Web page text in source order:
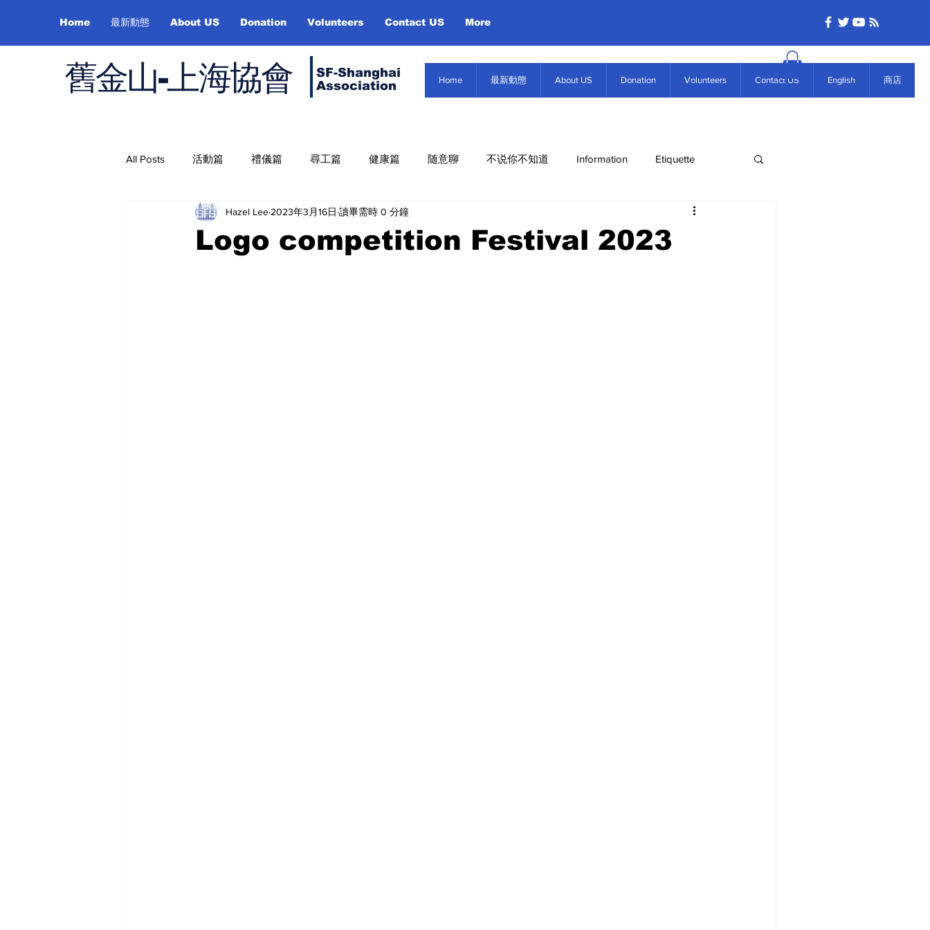
Home 最新動態 About US Donation Volunteers Contact US More
舊金山-上海協會
SF-Shanghai
Association
Home 最新動態 About US Donation Volunteers Contact US English 商店
All Posts 活動篇 禮儀篇 尋工篇 健康篇 随意聊 不说你不知道 Information Etiquette
Job Hunting On Health Misc. Infor About US
Logo competition Festival 2023
Hazel Lee 2023年3月16日 讀畢需時 0 分鐘